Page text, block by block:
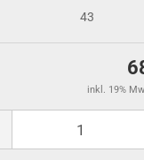
43
inkl. 19%